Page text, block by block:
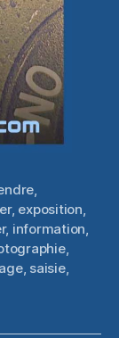
, exposition
, information
,
, saisie,